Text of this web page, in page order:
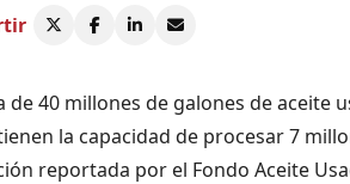
de 40 millones de galones de aceite
la capacidad de procesar 7
reportada por el Fondo Aceite